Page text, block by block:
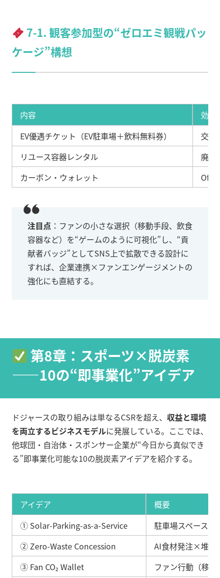
7-1. 観客参加型の“ゼロエミ観戦パッ
ケージ”構想
内容
効果
EV優遇チケット（EV駐車場＋飲料無料券）
交通
リユース容器レンタル
廃棄
カーボン・ウォレット
注目点 ：ファンの小さな選択（移動手段、飲食
容器など）を“ゲームのように可視化”し、“貢
献者バッジ”としてSNS上で拡散できる設計に
すれば、企業連携×ファンエンゲージメントの
強化にも直結する。
第8章：スポーツ×脱炭素
——10の“即事業化”アイデア
ドジャースの取り組みは単なるCSRを超え、 収益と環境
を両立するビジネスモデルに発展している。ここでは、
他球団・自治体・スポンサー企業が“今日から真似でき
る”即事業化可能な10の脱炭素アイデアを紹介する。
アイデア
概要
① Solar-Parking-as-a-Service
駐車場スペースに
② Zero-Waste Concession
AI食材発注×堆肥
③ Fan CO₂ Wallet
ファン行動（移